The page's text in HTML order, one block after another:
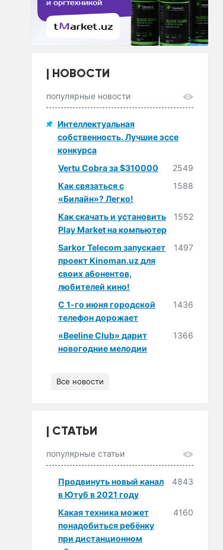
Коммутатор Zyxel
VSG-1200v2
32 814 000 сум
Маршрутизатор
B50B
НОВОСТИ
популярные новости
Интеллектуальная
собственность. Лучшие эссе
конкурса
Vertu Cobra за $310000
2549
Как связаться с
«Билайн»? Легко!
1588
Как скачать и установить
Play Market на компьютер
1552
Sarkor Telecom запускает
проект Kinoman.uz для
своих абонентов,
любителей кино!
1497
С 1-го июня городской
телефон дорожает
1436
«Beeline Club» дарит
новогодние мелодии
1366
Все новости
СТАТЬИ
популярные статьи
Продвинуть новый канал
в Ютуб в 2021 году
4843
Какая техника может
понадобиться ребёнку
при дистанционном
4160